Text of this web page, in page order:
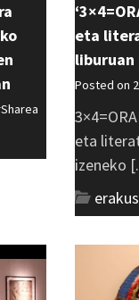
eta
Posted on
eta
izeneko